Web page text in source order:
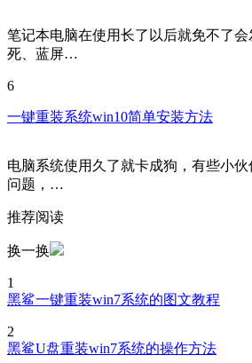
笔记本电脑在使用长了以后就免不了
死、蓝屏…
6
一键重装系统win10简单安装方法
电脑系统使用久了就卡成狗，有些小
问题，…
推荐阅读
换一换
1
黑鲨一键重装win7系统的图文教程
2
黑鲨U盘重装win7系统的操作方法